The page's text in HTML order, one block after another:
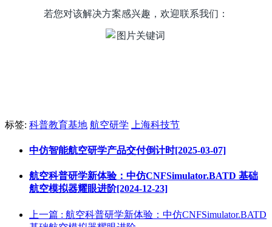
若您对该解决方案感兴趣，欢迎联系我们：
标签: 科普教育基地 航空研学 上海科技节
中仿智能航空研学产品交付倒计时[2025-03-07]
航空科普研学新体验：中仿CNFSimulator.BATD 基础
航空模拟器耀眼进阶[2024-12-23]
上一篇 : 航空科普研学新体验：中仿CNFSimulator.BATD